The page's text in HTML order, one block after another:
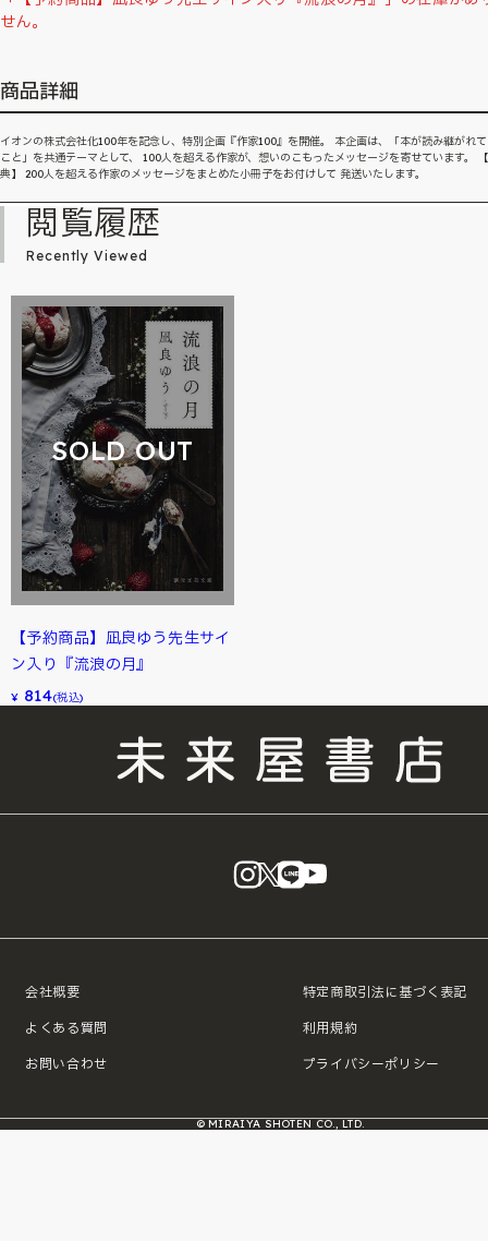
せん。
商品詳細
イオンの株式会社化100年を記念し、特別企画『作家100』を開催。 本企画は、「本が読み継がれ
こと」を共通テーマとして、 100人を超える作家が、想いのこもったメッセージを寄せています。
典】 200人を超える作家のメッセージをまとめた小冊子をお付けして 発送いたします。
閲覧履歴
Recently Viewed
SOLD OUT
【予約商品】凪良ゆう先生サイ
ン入り『流浪の月』
¥ 814(税込)
instagram
X LINE
会社概要
よくある質問
お問い合わせ
特定商取引法に基づく表記
利用規約
プライバシーポリシー
© MIRAIYA SHOTEN CO., LTD.